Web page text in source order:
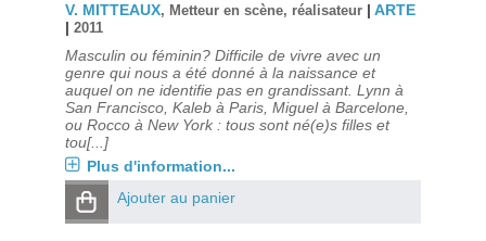
V. MITTEAUX, Metteur en scène, réalisateur | ARTE
| 2011
Masculin ou féminin? Difficile de vivre avec un
genre qui nous a été donné à la naissance et
auquel on ne identifie pas en grandissant. Lynn à
San Francisco, Kaleb à Paris, Miguel à Barcelone,
ou Rocco à New York : tous sont né(e)s filles et
tou[...]
Plus d'information...
Ajouter au panier